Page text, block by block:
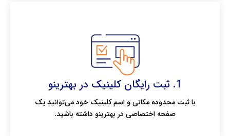
1. ثبت رایگان کلینیک در بهترینو
با ثبت محدوده مکانی و اسم کلینیک خود می‌توانید یک
صفحه اختصاصی در بهترینو داشته باشید.